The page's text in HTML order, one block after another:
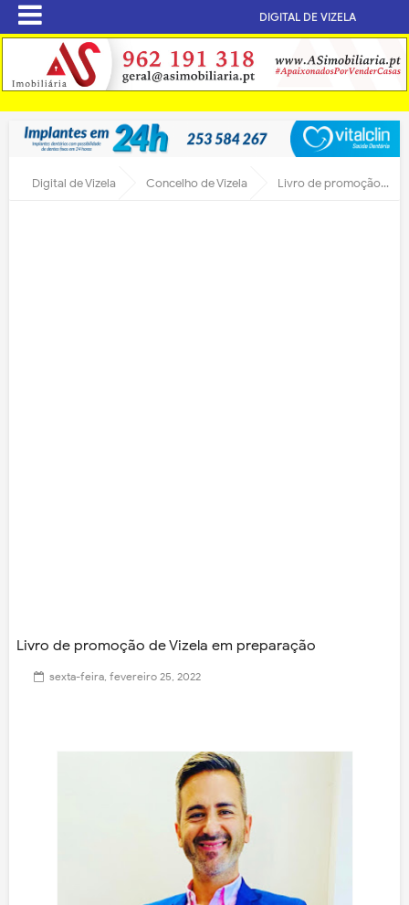
DIGITAL DE VIZELA
Digital de Vizela Concelho de Vizela Livro de promoção de Vizela em preparação
Livro de promoção de Vizela em preparação
sexta-feira, fevereiro 25, 2022